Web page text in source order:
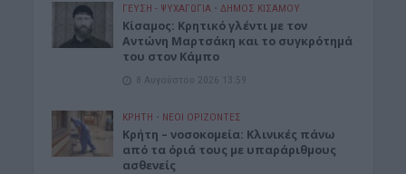
ΓΕΎΣΗ - ΨΥΧΑΓΩΓΊΑ • ΔΉΜΟΣ ΚΙΣΆΜΟΥ
Kίσαμος: Κρητικό γλέντι με τον
Αντώνη Μαρτσάκη και το συγκρότημά
του στον Κάμπο
8 Αυγούστου 2026 13:59
ΚΡΗΤΗ • ΝΕΟΙ ΟΡΙΖΟΝΤΕΣ
Κρήτη – νοσοκομεία: Κλινικές πάνω
από τα όριά τους με υπαράριθμους
ασθενείς